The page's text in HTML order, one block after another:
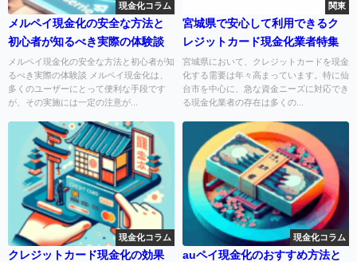
現金化コラム
メルペイ現金化の安全な方法と
初心者が知るべき実際の体験談
メルペイ現金化の安全な方法と初心者が知
るべき実際の体験談 メルペイ現金化は、
多くのユーザーにとって便利な手段です
が、その実施には一定の注意が...
関東
宮城県で安心して利用できるク
レジットカード現金化業者特集
宮城県において、クレジットカードを現金
化する需要は年々高まっています。特に仙
台市を中心に、急な資金ニーズに対応でき
る現金化業者の存在は多くの...
現金化コラム
クレジットカード現金化の効果
現金化コラム
auペイ現金化のおすすめ方法と